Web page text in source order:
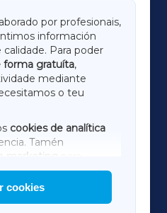
por profesionais,
información
Para poder
forma gratuíta,
mediante
o teu
cookies de analítica
Tamén
marketing
terceiros.
a elección das
cookies